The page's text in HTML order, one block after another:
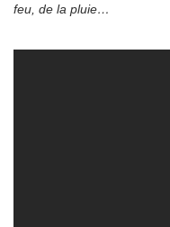
feu, de la pluie…